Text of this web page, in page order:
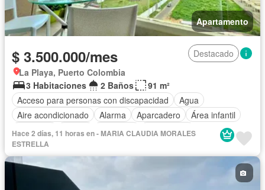
Apartamento
$ 3.500.000/mes
Destacado
La Playa, Puerto Colombia
3 Habitaciones
2 Baños
91 m²
Acceso para personas con discapacidad
Agua
Aire acondicionado
Alarma Aparcadero
Área infantil
Ascensor
Balcón Barbecue
Calefacción
Caseta de vigilancia
Jacuzzi
Jardín
Piscina Seguridad privada
Vista panorámica
Permite mascotas
Hace 2 días, 11 horas en - MARIA CLAUDIA MORALES
ESTRELLA